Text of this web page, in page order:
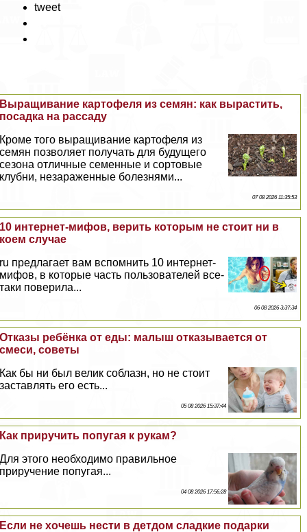
tweet
Выращивание картофеля из семян: как вырастить,
посадка на рассаду
Кроме того выращивание картофеля из
семян позволяет получать для будущего
сезона отличные семенные и сортовые
клубни, незараженные болезнями...
07 08 2026 11:35:53
10 интернет-мифов, верить которым не стоит ни в
коем случае
ru предлагает вам вспомнить 10 интернет-
мифов, в которые часть пользователей все-
таки поверила...
06 08 2026 3:37:34
Отказы ребёнка от еды: малыш отказывается от
смеси, советы
Как бы ни был велик coблaзн, но не стоит
заставлять его есть...
05 08 2026 15:37:44
Как приручить попугая к рукам?
Для этого необходимо правильное
приручение попугая...
04 08 2026 17:56:28
Если не хочешь нести в детдом сладкие подарки